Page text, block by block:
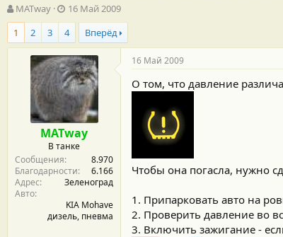
А
в
т
о
MATway
Д
а
т
а
н
а
ч
а
л
а
16 Май 2009
1
2 3 4 Вперёд
MATway
В танке
Сообщения
8.970
Благодарности
6.166
Адрес
Зеленоград
Авто
KIA Mohave
дизель, пневма
16 Май 2009
О том, что давление
Чтобы она погасла, нужно
1. Припарковать авто на
2. Проверить давление во
3. Включить зажигание -